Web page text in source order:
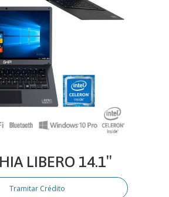
LIBERO 14.1″
Tramitar Crédito